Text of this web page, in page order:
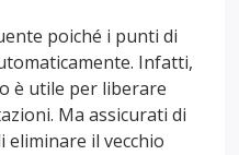
poiché i punti di
Infatti,
è utile per liberare
Ma assicurati di
il vecchio